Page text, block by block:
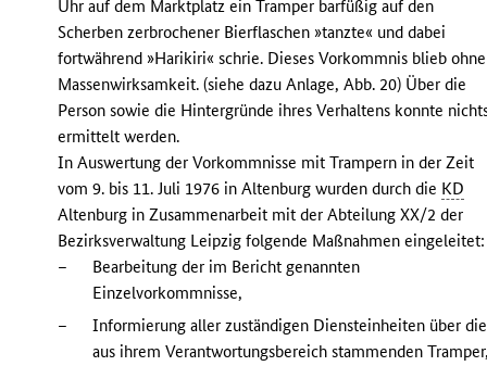
Uhr auf dem Marktplatz ein Tramper barfüßig auf den
Scherben zerbrochener Bierflaschen »tanzte« und dabei
fortwährend »Harikiri« schrie. Dieses Vorkommnis blieb ohne
Massenwirksamkeit. (siehe dazu Anlage, Abb. 20) Über die
Person sowie die Hintergründe ihres Verhaltens konnte
ermittelt werden.
In Auswertung der Vorkommnisse mit Trampern in der Zeit
vom 9. bis 11. Juli 1976 in Altenburg wurden durch die KD
Altenburg in Zusammenarbeit mit der Abteilung XX/2 der
Bezirksverwaltung Leipzig folgende Maßnahmen eingeleitet:
–
Bearbeitung der im Bericht genannten
Einzelvorkommnisse,
–
Informierung aller zuständigen Diensteinheiten über die
aus ihrem Verantwortungsbereich stammenden